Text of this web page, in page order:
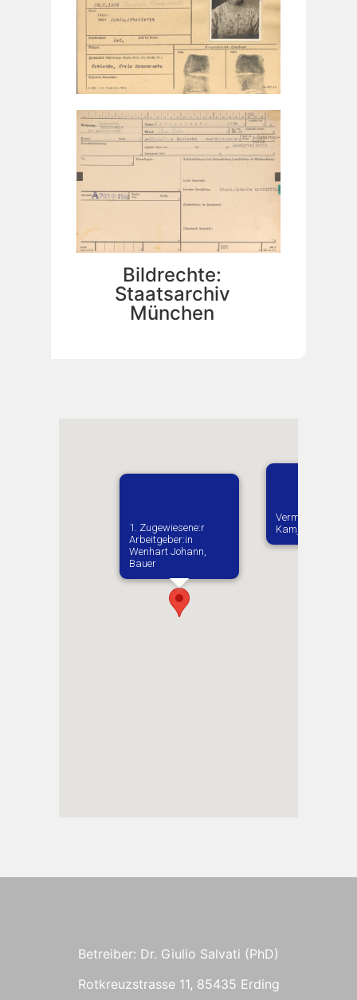
Bildrechte:
Staatsarchiv
München
Vermutlich
Kamjanka
1. Zugewiesene:r
Arbeitgeber:in​
Wenhart Johann,
Bauer
Betreiber: Dr. Giulio Salvati (PhD)
Rotkreuzstrasse 11, 85435 Erding